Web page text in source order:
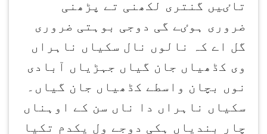
تاٸیں گنتری لکھنی تے پڑھنی
ضروری ہوٸے گی دوجی بوہتی ضروری
گل اے کہ نالوں نال سکیاں ناہراں
وی کڈھیاں جان گیاں جہڑیاں آبادی
نوں بچان واسطے کڈھیاں جان گیاں۔
سکیاں ناہراں دا ناں سن کے اوہناں
چار بندیاں ہکی دوجے ول یکدم تکیا